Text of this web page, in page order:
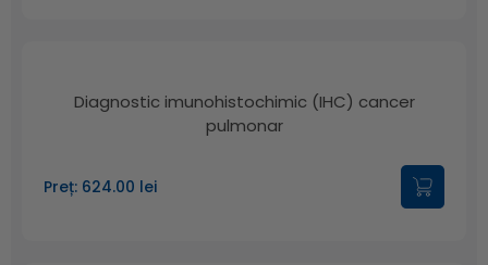
Diagnostic imunohistochimic (IHC) cancer
pulmonar
Preț: 624.00 lei